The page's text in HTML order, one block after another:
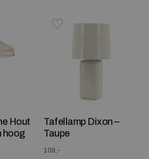
verlanglijstje
verlanglijst
Hout
hoog
Toevoegen aan
Verwijderen van verlanglijst
Tafellamp Dixon –
Taupe
109,-